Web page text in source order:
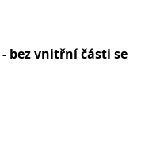
- bez vnitřní části se